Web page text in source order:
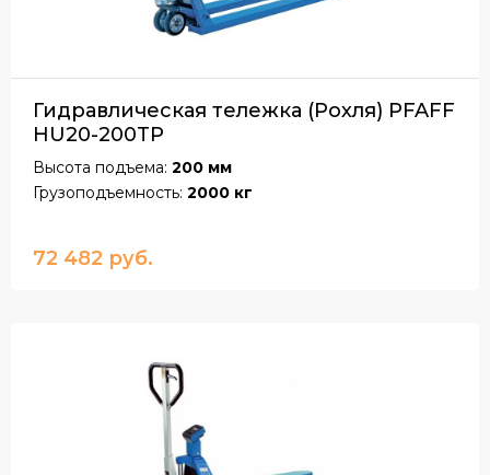
Гидравлическая тележка (Рохля) PFAFF
HU20-200TP
Высота подъема: 200 мм
Грузоподъемность: 2000 кг
72 482 руб.